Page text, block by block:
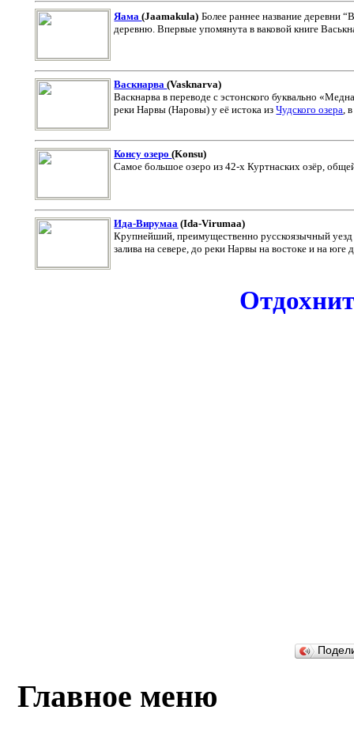
Яама(Jaamakula) Более раннее название деревни
деревню. Впервые упомянута в ваковой книге
Васкнарва(Vasknarva)
Васкнарва в переводе с эстонского буквально
реки Нарвы (Наровы) у её истока изЧудского озера,
Консу озеро(Konsu)
Самое большое озеро из 42-х Куртнаских озёр,
Ида-Вирумаа (Ida-Virumaa)
Крупнейший, преимущественно русскоязычный
залива на севере, до реки Нарвы на востоке и на юге
Главное меню